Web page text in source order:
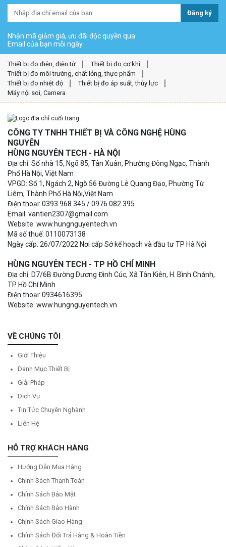
Đăng ký
Nhận mã giảm giá, ưu đãi độc quyền qua
Email của bạn mỗi ngày.
Thiết bị đo điện, điện tử
Thiết bị đo cơ khí
Thiết bị đo môi trường, chất lỏng, thực phẩm
Thiết bị đo nhiệt độ
Thiết bị đo áp suất, thủy lực
Máy nội soi, Camera
CÔNG TY TNHH THIẾT BỊ VÀ CÔNG NGHỆ HÙNG
NGUYÊN
HÙNG NGUYÊN TECH - HÀ NỘI
Địa chỉ: Số nhà 15, Ngõ 85, Tân Xuân, Phường Đông Ngạc, Thành
Phố Hà Nội, Việt Nam
VPGD: Số 1, Ngách 2, Ngõ 56 Đường Lê Quang Đạo, Phường Từ
Liêm, Thành Phố Hà Nội,Việt Nam
Điện thoại: 0393.968.345 / 0976.082.395
Email: vantien2307@gmail.com
Website: www.hungnguyentech.vn
Mã số thuế: 0110073138
Ngày cấp: 26/07/2022 Nơi cấp Sở kế hoạch và đầu tư TP Hà Nội
HÙNG NGUYÊN TECH - TP HỒ CHÍ MINH
Địa chỉ: D7/6B Đường Dương Đình Cúc, Xã Tân Kiên, H. Bình Chánh,
TP Hồ Chí Minh
Điện thoại: 0934616395
Website: www.hungnguyentech.vn
VỀ CHÚNG TÔI
Giới Thiệu
Danh Mục Thiết Bị
Giải Pháp
Dịch Vụ
Tin Tức Chuyên Nghành
Liên Hệ
HỖ TRỢ KHÁCH HÀNG
Hướng Dẫn Mua Hàng
Chính Sách Thanh Toán
Chính Sách Bảo Mật
Chính Sách Bảo Hành
Chính Sách Giao Hàng
Chính Sách Đổi Trả Hàng & Hoàn Tiền